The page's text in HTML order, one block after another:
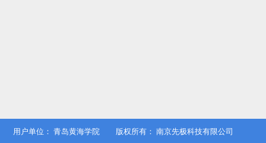
用户单位： 青岛黄海学院 版权所有： 南京先极科技有限公司